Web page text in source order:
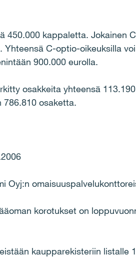
450.000 kappaletta. Jokainen
Yhteensä C-optio-oikeuksilla
900.000 eurolla.
osakkeita yhteensä
786.810 osaketta.
Oyj:n
korotukset on
kaupparekisteriin listalle